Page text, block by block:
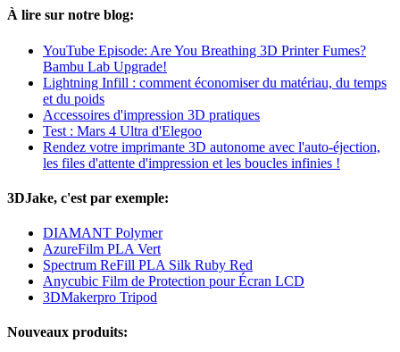
À lire sur notre blog:
YouTube Episode: Are You Breathing 3D Printer Fumes?
Bambu Lab Upgrade!
Lightning Infill : comment économiser du matériau, du temps
et du poids
Accessoires d'impression 3D pratiques
Test : Mars 4 Ultra d'Elegoo
Rendez votre imprimante 3D autonome avec l'auto-éjection,
les files d'attente d'impression et les boucles infinies !
3DJake, c'est par exemple:
DIAMANT Polymer
AzureFilm PLA Vert
Spectrum ReFill PLA Silk Ruby Red
Anycubic Film de Protection pour Écran LCD
3DMakerpro Tripod
Nouveaux produits: